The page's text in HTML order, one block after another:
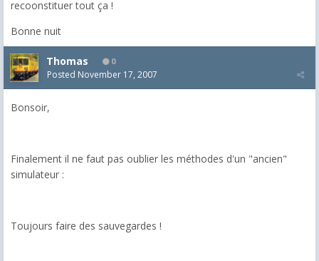
recoonstituer tout ça !
Bonne nuit
Thomas 0
Posted November 17, 2007
Bonsoir,
Finalement il ne faut pas oublier les méthodes d'un "ancien"
simulateur :
Toujours faire des sauvegardes !